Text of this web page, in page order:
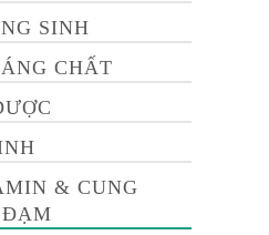
SINH
CHẤT
& CUNG
ĐẠM